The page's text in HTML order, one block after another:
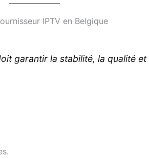
IPTV en Belgique
garantir la stabilité, la qualité et